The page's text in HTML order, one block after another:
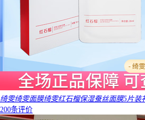
绮雯绮雯面膜绮雯红石榴保湿蚕丝面膜5片装
200条评价